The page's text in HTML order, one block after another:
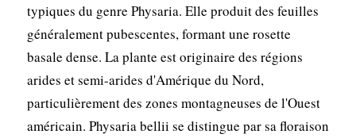
typiques du genre Physaria. Elle produit des feuilles
généralement pubescentes, formant une rosette
basale dense. La plante est originaire des régions
arides et semi-arides d'Amérique du Nord,
particulièrement des zones montagneuses de l'Ouest
américain. Physaria bellii se distingue par sa floraison